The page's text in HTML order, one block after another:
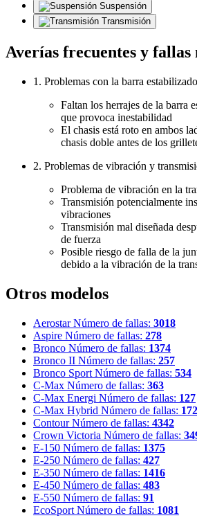
Suspensión
Transmisión
Averías frecuentes y fallas
1. Problemas con la barra
Faltan los herrajes de la barra
que provoca inestabilidad
El chasis está roto en ambos
chasis doble antes de los
2. Problemas de vibración y
Problema de vibración en la
Transmisión potencialmente
vibraciones
Transmisión mal diseñada
de fuerza
Posible riesgo de falla de la
debido a la vibración de la
Otros modelos
Aerostar Número de fallas: 3018
Aspire Número de fallas: 278
Bronco Número de fallas: 1374
Bronco II Número de fallas: 257
Bronco Sport Número de fallas: 534
C-Max Número de fallas: 363
C-Max Energi Número de fallas: 127
C-Max Hybrid Número de fallas: 172
Contour Número de fallas: 4342
Crown Victoria Número de fallas:
E-150 Número de fallas: 1375
E-250 Número de fallas: 427
E-350 Número de fallas: 1416
E-450 Número de fallas: 483
E-550 Número de fallas: 91
EcoSport Número de fallas: 1081